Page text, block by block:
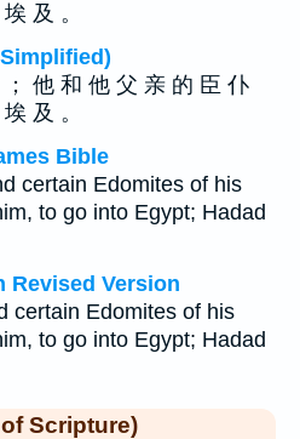
及 。
他 和 他 父 亲 的 臣 仆
及 。
Bible
certain Edomites of his
to go into Egypt; Hadad
Revised Version
certain Edomites of his
to go into Egypt; Hadad
Scripture)